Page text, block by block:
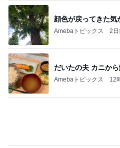
田中健 広島の放送を見てした黙祷
Amebaトピックス
記事を